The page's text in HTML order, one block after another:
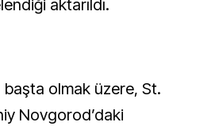
aktarıldı.
olmak üzere, St.
Novgorod’daki